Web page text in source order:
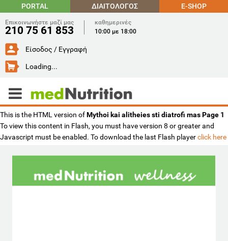
PORTAL ΔΙΑΙΤΟΛΟΓΟΣ E-SHOP
Επικοινωνήστε μαζί μας
210 75 61 853
καθημερινές
10:00 με 18:00
Είσοδος / Εγγραφή
Loading...
This is the HTML version ofMythoi kai alitheies sti diatrofi mas Page 1
To view this content in Flash, you must have version 8 or greater and
Javascript must be enabled. To download the last Flash playerclick here